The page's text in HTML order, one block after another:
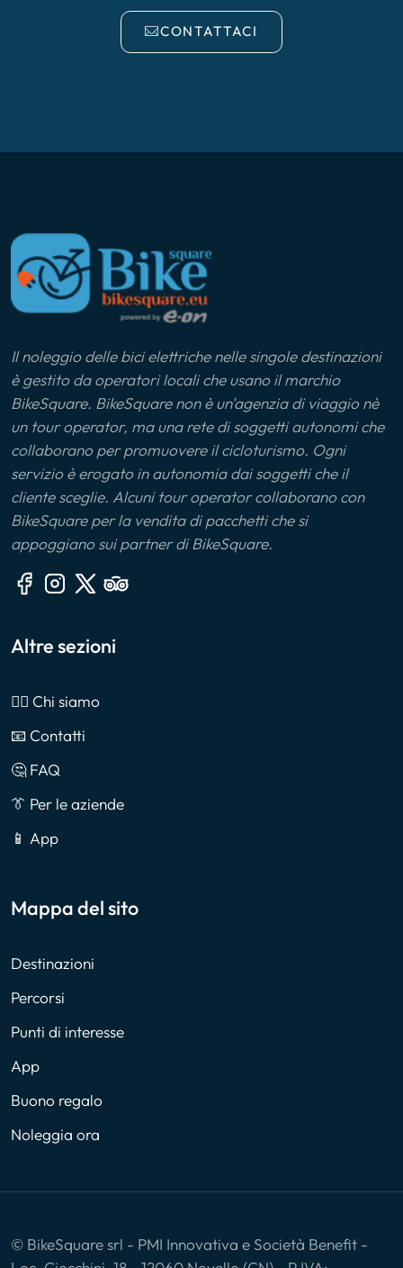
CONTATTACI
Il noleggio delle bici elettriche nelle singole destinazioni
è gestito da operatori locali che usano il marchio
BikeSquare. BikeSquare non è un'agenzia di viaggio nè
un tour operator, ma una rete di soggetti autonomi che
collaborano per promuovere il cicloturismo. Ogni
servizio è erogato in autonomia dai soggetti che il
cliente sceglie. Alcuni tour operator collaborano con
BikeSquare per la vendita di pacchetti che si
appoggiano sui partner di BikeSquare.
Altre sezioni
🙎‍♂️ Chi siamo
📧 Contatti
🤔 FAQ
👔 Per le aziende
📱 App
Mappa del sito
Destinazioni
Percorsi
Punti di interesse
App
Buono regalo
Noleggia ora
© BikeSquare srl - PMI Innovativa e Società Benefit -